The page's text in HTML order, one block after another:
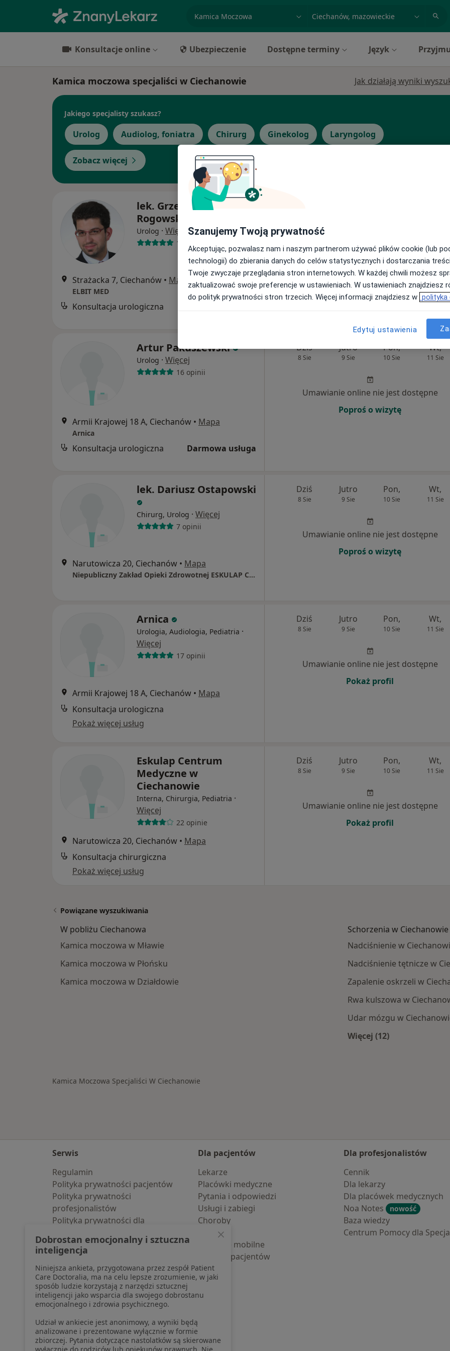
miasto lub dzielnica
Konsultacje online Ubezpieczenie Dostępne terminy Język
Kamica moczowa specjaliści w Ciechanowie Jak działają wyniki
Jakiego specjalisty szukasz?
Urolog Audiolog, foniatra Chirurg Ginekolog Laryngolog
Zobacz więcej
lek. Grzegorz W.
Rogowski
Urolog · Więcej
113 opinii
Strażacka 7, Ciechanów • Mapa
ELBIT MED
Konsultacja urologiczna
Umawianie online nie jest dostępne
Poproś o wizytę
Artur Pakuszewski
Urolog · Więcej
16 opinii
Armii Krajowej 18 A, Ciechanów • Mapa
Arnica
Konsultacja urologiczna Darmowa usługa
Dziś
8 Sie
Jutro
9 Sie
Pon,
10 Sie
Wt,
11 Sie
Umawianie online nie jest dostępne
Poproś o wizytę
lek. Dariusz Ostapowski
Chirurg, Urolog · Więcej
7 opinii
Narutowicza 20, Ciechanów • Mapa
Niepubliczny Zakład Opieki Zdrowotnej ESKULAP Centrum Medyczne w Ciechanowie
Dziś
8 Sie
Jutro
9 Sie
Pon,
10 Sie
Wt,
11 Sie
Umawianie online nie jest dostępne
Poproś o wizytę
Arnica
Urologia, Audiologia, Pediatria ·
Więcej
17 opinii
Armii Krajowej 18 A, Ciechanów • Mapa
Konsultacja urologiczna
Pokaż więcej usług
Dziś
8 Sie
Jutro
9 Sie
Pon,
10 Sie
Wt,
11 Sie
Umawianie online nie jest dostępne
Pokaż profil
Eskulap Centrum
Medyczne w
Ciechanowie
Interna, Chirurgia, Pediatria ·
Więcej
22 opinie
Narutowicza 20, Ciechanów • Mapa
Konsultacja chirurgiczna
Pokaż więcej usług
Dziś
8 Sie
Jutro
9 Sie
Pon,
10 Sie
Wt,
11 Sie
Umawianie online nie jest dostępne
Pokaż profil
Powiązane wyszukiwania
W pobliżu Ciechanowa
Kamica moczowa w Mławie
Kamica moczowa w Płońsku
Kamica moczowa w Działdowie
Schorzenia w Ciechanowie
Nadciśnienie w
Nadciśnienie tętnicze w
Zapalenie oskrzeli w
Rwa kulszowa w
Udar mózgu w
Więcej (12)
Kamica Moczowa Specjaliści W Ciechanowie
Serwis
Regulamin
Polityka prywatności pacjentów
Polityka prywatności
profesjonalistów
Polityka prywatności dla
pozyskaliśmy samodzielnie
Polityka cookies
Jak działają wyniki wyszukiwania
Dostępność
O nas
Praca Rekrutujemy!
Partnerzy
Centrum prasowe
Kontakt
Dla pacjentów
Lekarze
Placówki medyczne
Pytania i odpowiedzi
Usługi i zabiegi
Choroby
Pomoc
Aplikacje mobilne
Blog dla pacjentów
Dla profesjonalistów
Cennik
Dla lekarzy
Dla placówek medycznych
Noa Notes
nowość
Baza wiedzy
Centrum Pomocy dla
Szanujemy Twoją prywatność
Akceptując, pozwalasz nam i naszym partnerom używać plików cookie (lub
technologii) do zbierania danych do celów statystycznych i dostarczania
Twoje zwyczaje przeglądania stron internetowych. W każdej chwili możesz
zaktualizować swoje preferencje w ustawieniach. W ustawieniach znajdziesz
do polityk prywatności stron trzecich. Więcej informacji znajdziesz w polityka
Edytuj ustawienia
Dobrostan emocjonalny i sztuczna
inteligencja
Niniejsza ankieta, przygotowana przez zespół Patient
Care Doctoralia, ma na celu lepsze zrozumienie, w jaki
sposób ludzie korzystają z narzędzi sztucznej
inteligencji jako wsparcia dla swojego dobrostanu
emocjonalnego i zdrowia psychicznego.
Udział w ankiecie jest anonimowy, a wyniki będą
analizowane i prezentowane wyłącznie w formie
zbiorczej. Pytania dotyczące nastolatków są skierowane